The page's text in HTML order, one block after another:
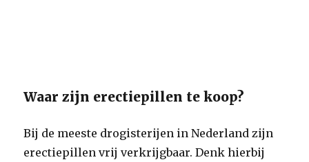
Waar zijn erectiepillen te koop?
Bij de meeste drogisterijen in Nederland zijn
erectiepillen vrij verkrijgbaar. Denk hierbij